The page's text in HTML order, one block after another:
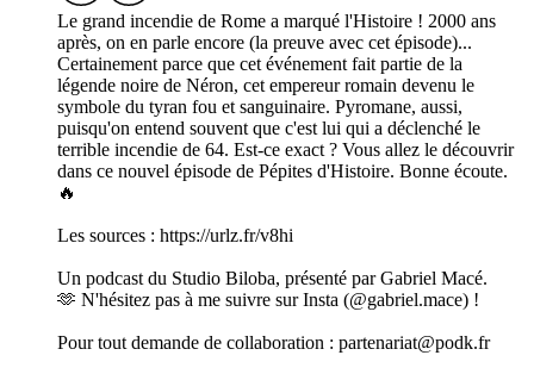
Le grand incendie de Rome a marqué l'Histoire ! 2000 ans
après, on en parle encore (la preuve avec cet épisode)...
Certainement parce que cet événement fait partie de la
légende noire de Néron, cet empereur romain devenu le
symbole du tyran fou et sanguinaire. Pyromane, aussi,
puisqu'on entend souvent que c'est lui qui a déclenché le
terrible incendie de 64. Est-ce exact ? Vous allez le découvrir
dans ce nouvel épisode de Pépites d'Histoire. Bonne écoute.
🔥
Les sources : https://urlz.fr/v8hi
Un podcast du Studio Biloba, présenté par Gabriel Macé.
🫶 N'hésitez pas à me suivre sur Insta (@gabriel.mace) !
Pour tout demande de collaboration : partenariat@podk.fr